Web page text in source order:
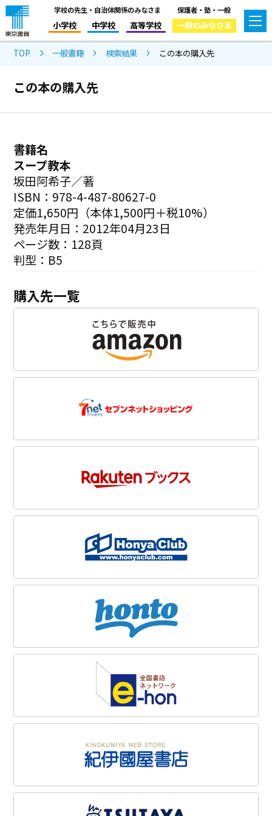
学校の先生・自治体関係のみなさま
小学校 中学校 高等学校
保護者・塾・一般
一般のみなさま
TOP 一般書籍 検索結果 この本の購入先
この本の購入先
書籍名
スープ教本
坂田阿希子／著
ISBN：978-4-487-80627-0
定価1,650円（本体1,500円＋税10%）
発売年月日：2012年04月23日
ページ数：128頁
判型：B5
購入先一覧